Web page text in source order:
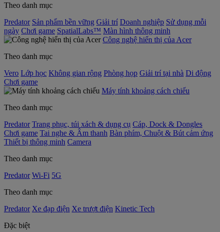
Theo danh mục
Predator Sản phẩm bền vững Giải trí Doanh nghiệp Sử dụng mỗi
ngày Chơi game SpatialLabs™ Màn hình thông minh
Công nghệ hiển thị của Acer
Theo danh mục
Vero Lớp học Không gian rộng Phòng họp Giải trí tại nhà Di động
Chơi game
Máy tính khoảng cách chiếu
Theo danh mục
Predator Trang phục, túi xách & dụng cụ Cáp, Dock & Dongles
Chơi game Tai nghe & Âm thanh Bàn phím, Chuột & Bút cảm ứng
Thiết bị thông minh Camera
Theo danh mục
Predator Wi-Fi 5G
Theo danh mục
Predator Xe đạp điện Xe trượt điện Kinetic Tech
Đặc biệt